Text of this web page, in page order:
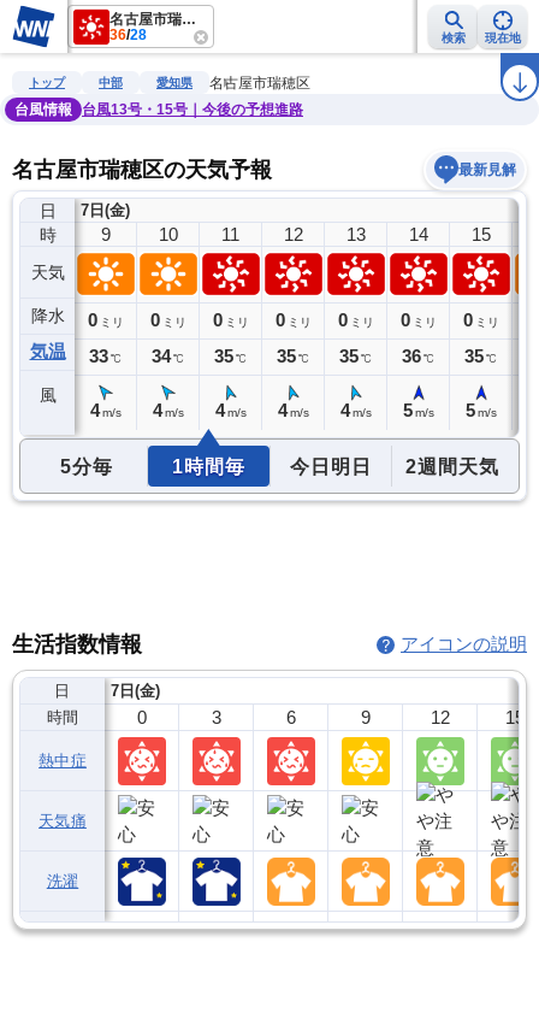
名古屋市瑞穂区
36/28 検索 現在地
雨雲レーダー 台風情報 地震情報 ラ
トップ 中部 愛知県
名古屋市瑞穂区
台風情報
台風13号・15号｜今後の予想進路
名古屋市瑞穂区の天気予報 最新見解
日
時
天気
降水
気温
風
7日(金)
8
0ミリ
32℃
9
0 ミリ
33℃
4 m/s
10
0 ミリ
34℃
4 m/s
11
0 ミリ
35℃
4 m/s
12
0 ミリ
35℃
4 m/s
13
0 ミリ
35℃
4 m/s
14
0 ミリ
36℃
5 m/s
15
0 ミリ
35℃
5 m/s
5分毎 1時間毎 今日明日 2週間天気
生活指数情報 アイコンの説明
日
時間
熱中症
天気痛
洗濯
7日(金)
0 3 6 9 12 15